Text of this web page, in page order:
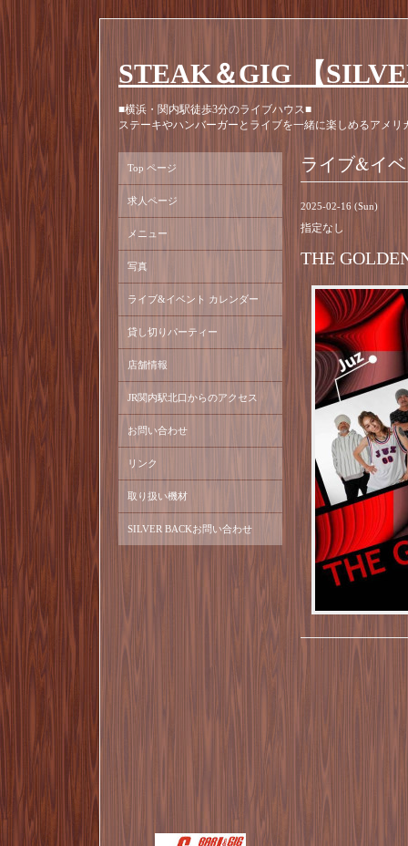
STEAK＆GIG 【
■横浜・関内駅徒歩3分のライブハウス■
ステーキやハンバーガーとライブを一緒に楽しめるアメリ
ライブ&イ
2025-02-16 (Sun)
指定なし
THE
Top ページ
求人ページ
メニュー
写真
ライブ&イベント カレンダー
貸し切りパーティー
店舗情報
JR関内駅北口からのアクセス
お問い合わせ
リンク
取り扱い機材
SILVER BACKお問い合わせ